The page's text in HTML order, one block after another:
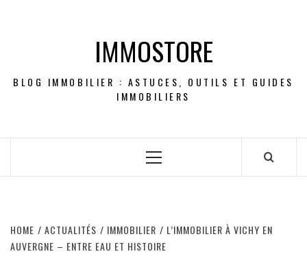
IMMOSTORE
BLOG IMMOBILIER : ASTUCES, OUTILS ET GUIDES
IMMOBILIERS
Primary
HOME ACTUALITÉS IMMOBILIER
L’IMMOBILIER À VICHY EN
AUVERGNE – ENTRE EAU ET HISTOIRE